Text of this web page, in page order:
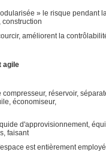
» le risque pendant
améliorent la
agile
réservoir,
économiseur,
d'approvisionnement,
faisant
est entièrement